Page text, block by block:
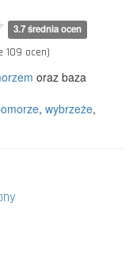
3.7 średnia ocen
109 ocen)
oraz baza
, wybrzeże,